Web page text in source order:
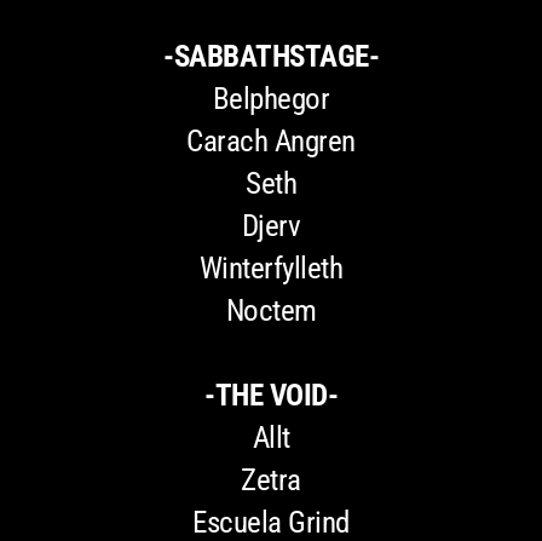
-SABBATHSTAGE-
Belphegor
Carach Angren
Seth
Djerv
Winterfylleth
Noctem
-THE VOID-
Allt
Zetra
Escuela Grind